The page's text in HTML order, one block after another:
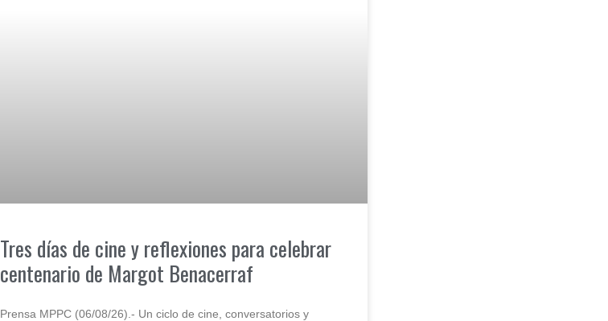
Tres días de cine y reflexiones para celebrar
centenario de Margot Benacerraf
Prensa MPPC (06/08/26).- Un ciclo de cine, conversatorios y